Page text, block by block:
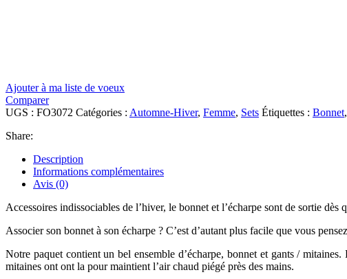
Ajouter à ma liste de voeux
Comparer
UGS : FO3072 Catégories : Automne-Hiver, Femme, Sets Étiquettes : Bonnet,
Share:
Description
Informations complémentaires
Avis (0)
Accessoires indissociables de l’hiver, le bonnet et l’écharpe sont de sortie dès
Associer son bonnet à son écharpe ? C’est d’autant plus facile que vous
Notre paquet contient un bel ensemble d’écharpe, bonnet et gants /
mitaines ont ont la pour maintient l’air chaud piégé près des mains.